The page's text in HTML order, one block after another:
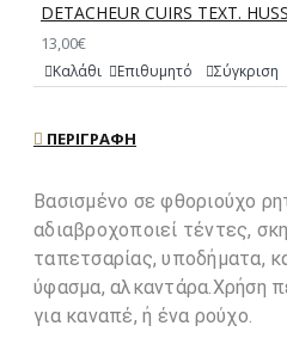
DETACHEUR CUIRS ΤΕΧΤ.
13,00€
Καλάθι Επιθυμητό Σύγκριση
ΠΕΡΙΓΡΑΦΉ
Βασισμένο σε φθοριούχο
αδιαβροχοποιεί τέντες,
ταπετσαρίας, υποδήματα,
ύφασμα, αλκαντάρα.Χρήση
για καναπέ, ή ένα ρούχο.